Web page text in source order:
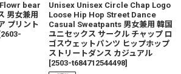
Flowr bear
男女兼用
プリント
[2603-
Unisex Unisex Circle Chap Logo
Loose Hip Hop Street Dance
Casual Sweatpants 男女兼用 韓国
ユニセックス サークル チャップ ロ
ゴスウェットパンツ ヒップホップ
ストリートダンス カジュアル
[2503-t684712544498]